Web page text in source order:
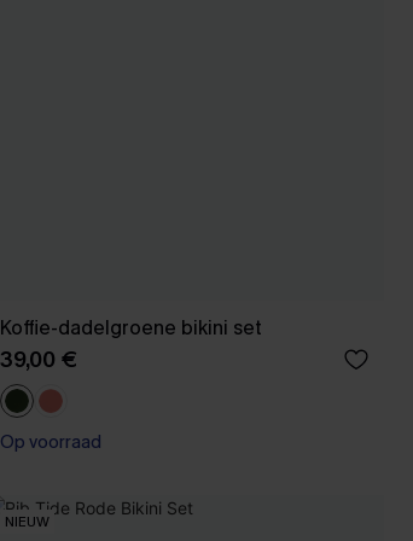
Koffie-dadelgroene bikini set
39,00 €
【AG18】2 met 10% korting
Op voorraad
NIEUW